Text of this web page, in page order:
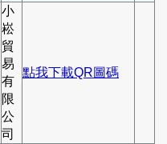
小
崧
貿
易
有
限
公
司
點我下載QR圖碼